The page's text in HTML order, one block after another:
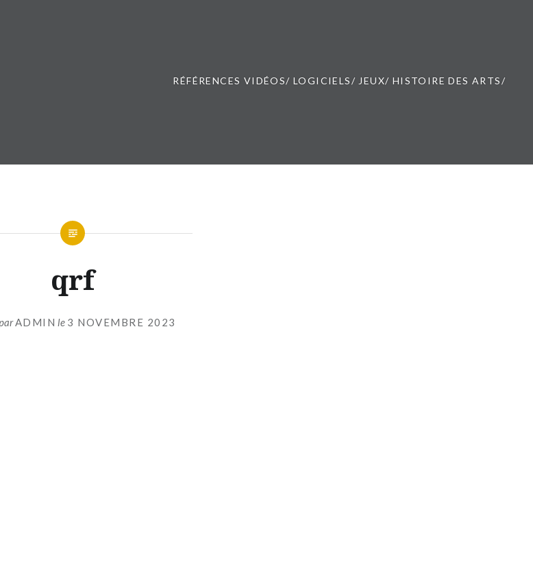
RÉFÉRENCES VIDÉOS/ LOGICIELS/ JEUX/ HISTOIRE DES ARTS/
qrf
ADMIN le 3 NOVEMBRE 2023